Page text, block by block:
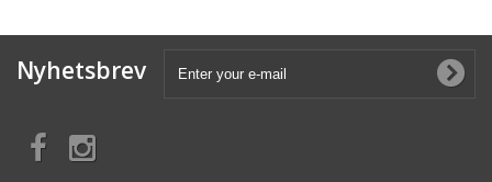
Nyhetsbrev